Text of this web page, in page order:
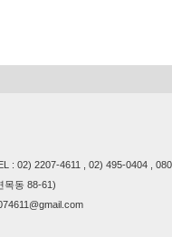
: 02) 2207-4611 , 02) 495-0404 ,
목동 88-61)